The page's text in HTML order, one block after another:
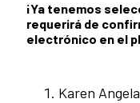
¡Ya tenemos
requerirá de
electrónico en el
Karen